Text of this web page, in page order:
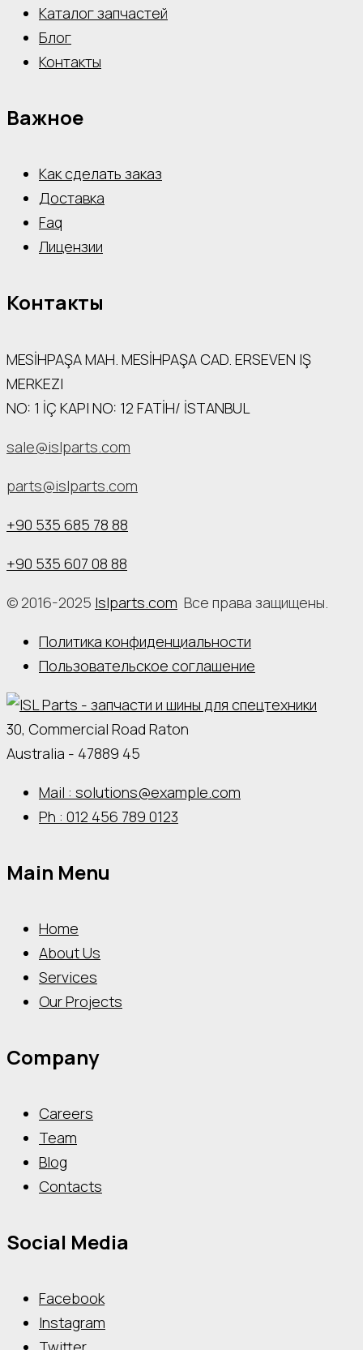
Каталог запчастей
Блог
Контакты
Важное
Как сделать заказ
Доставка
Faq
Лицензии
Контакты
MESİHPAŞA МАН. MESİHPAŞA CAD. ERSEVEN IŞ
MERKEZI
NO: 1 İÇ КАРI NO: 12 FATİH/ İSTANBUL
sale@islparts.com
parts@islparts.com
+90 535 685 78 88
+90 535 607 08 88
© 2016-2025 Islparts.com Все права защищены.
Политика конфиденциальности
Пользовательское соглашение
30, Commercial Road Raton
Australia - 47889 45
Mail : solutions@example.com
Ph : 012 456 789 0123
Main Menu
Home
About Us
Services
Our Projects
Company
Careers
Team
Blog
Contacts
Social Media
Facebook
Instagram